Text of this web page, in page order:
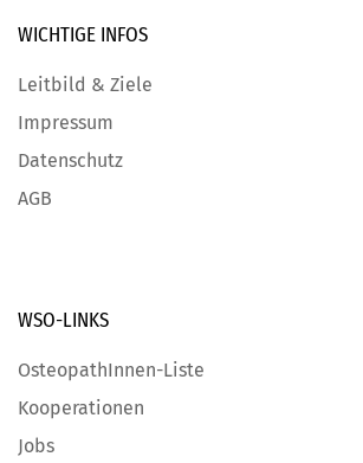
WICHTIGE INFOS
Leitbild & Ziele
Impressum
Datenschutz
AGB
WSO-LINKS
OsteopathInnen-Liste
Kooperationen
Jobs